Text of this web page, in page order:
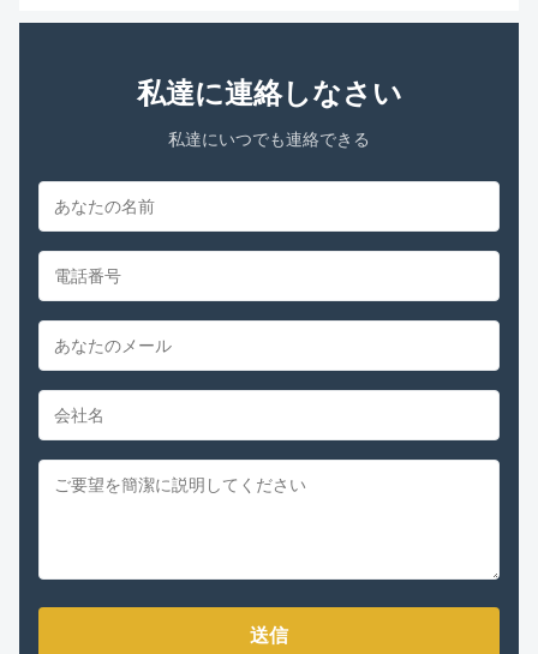
私達に連絡しなさい
私達にいつでも連絡できる
送信